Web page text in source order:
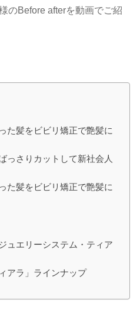
のBefore afterを動画でご紹
た髪をビビリ矯正で艶髪に
っさりカットして新社会人
た髪をビビリ矯正で艶髪に
ュエリーシステム・ティア
アラ」ラインナップ